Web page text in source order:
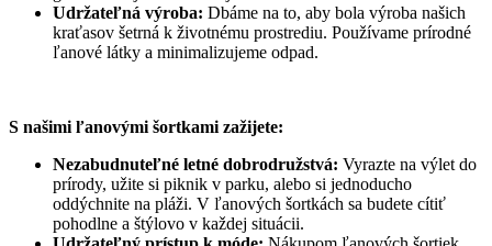
Udržateľná výroba: Dbáme na to, aby bola výroba našich
kraťasov šetrná k životnému prostrediu. Používame prírodné
ľanové látky a minimalizujeme odpad.
S našimi ľanovými šortkami zažijete:
Nezabudnuteľné letné dobrodružstvá: Vyrazte na výlet do
prírody, užite si piknik v parku, alebo si jednoducho
oddýchnite na pláži. V ľanových šortkách sa budete cítiť
pohodlne a štýlovo v každej situácii.